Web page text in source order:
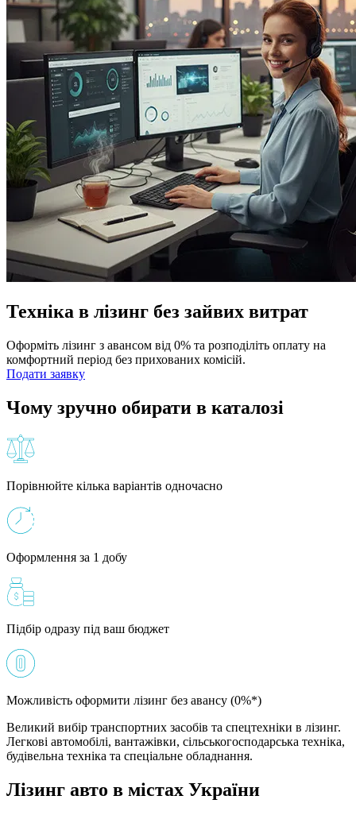
Техніка в лізинг без зайвих витрат
Оформіть лізинг з авансом від 0% та розподіліть оплату на
комфортний період без прихованих комісій.
Подати заявку
Чому зручно обирати в каталозі
Порівнюйте кілька варіантів одночасно
Оформлення за 1 добу
Підбір одразу під ваш бюджет
Можливість оформити лізинг без авансу (0%*)
Великий вибір транспортних засобів та спецтехніки в лізинг.
Легкові автомобілі, вантажівки, сільськогосподарська техніка,
будівельна техніка та спеціальне обладнання.
Лізинг авто в містах України